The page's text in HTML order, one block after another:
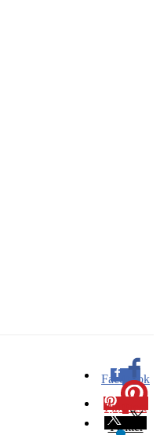
Facebook
0
Pinterest
Twitter